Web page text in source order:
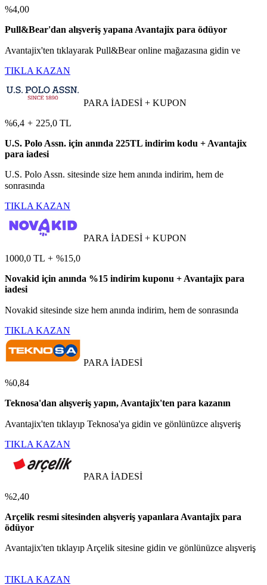
%4,00
Pull&Bear'dan alışveriş yapana Avantajix para ödüyor
Avantajix'ten tıklayarak Pull&Bear online mağazasına gidin ve
TIKLA KAZAN
PARA İADESİ + KUPON
%6,4 + 225,0 TL
U.S. Polo Assn. için anında 225TL indirim kodu + Avantajix
para iadesi
U.S. Polo Assn. sitesinde size hem anında indirim, hem de
sonrasında
TIKLA KAZAN
PARA İADESİ + KUPON
1000,0 TL + %15,0
Novakid için anında %15 indirim kuponu + Avantajix para
iadesi
Novakid sitesinde size hem anında indirim, hem de sonrasında
TIKLA KAZAN
PARA İADESİ
%0,84
Teknosa'dan alışveriş yapın, Avantajix'ten para kazanın
Avantajix'ten tıklayıp Teknosa'ya gidin ve gönlünüzce alışveriş
TIKLA KAZAN
PARA İADESİ
%2,40
Arçelik resmi sitesinden alışveriş yapanlara Avantajix para
ödüyor
Avantajix'ten tıklayıp Arçelik sitesine gidin ve gönlünüzce alışveriş
TIKLA KAZAN